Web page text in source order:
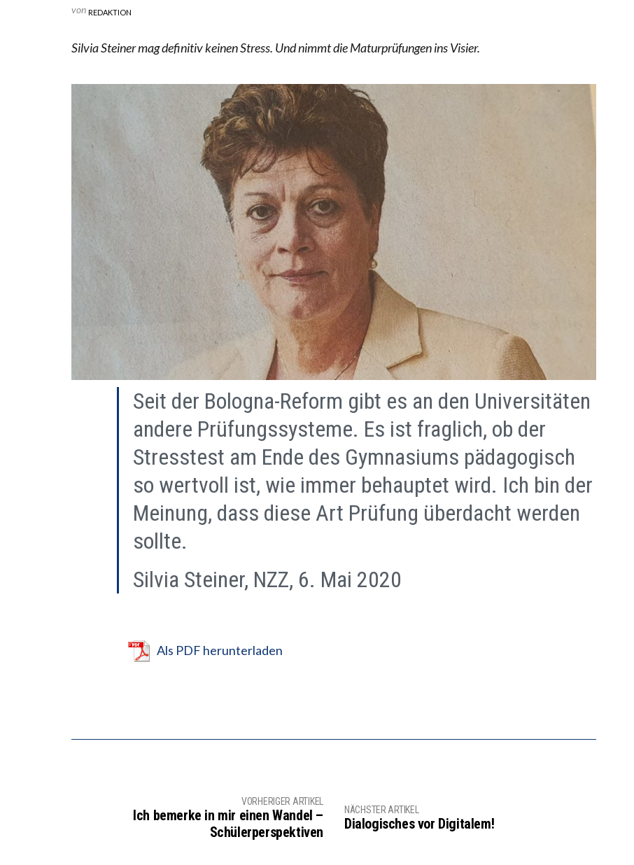
von REDAKTION
Silvia Steiner mag definitiv keinen Stress. Und nimmt die Maturprüfungen ins Visier.
Seit der Bologna-Reform gibt es an den Universitäten
andere Prüfungssysteme. Es ist fraglich, ob der
Stresstest am Ende des Gymnasiums pädagogisch
so wertvoll ist, wie immer behauptet wird. Ich bin der
Meinung, dass diese Art Prüfung überdacht werden
sollte.
Silvia Steiner, NZZ, 6. Mai 2020
Als PDF herunterladen
VORHERIGER ARTIKEL
Ich bemerke in mir einen Wandel –
Schülerperspektiven
NÄCHSTER ARTIKEL
Dialogisches vor Digitalem!